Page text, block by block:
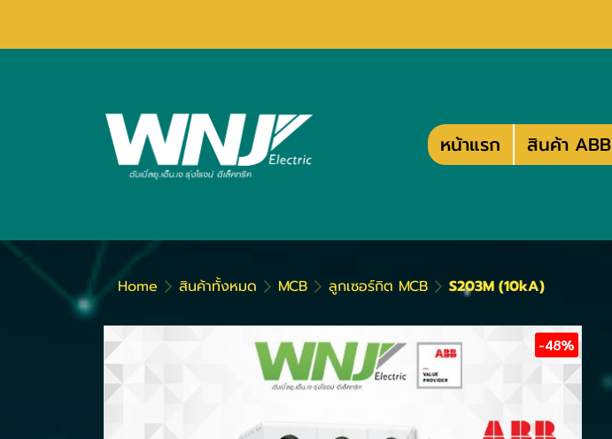
หน้าแรก สินค้า ABB
Home สินค้าทั้งหมด MCB ลูกเซอร์กิต MCB S203M (10kA)
-48%